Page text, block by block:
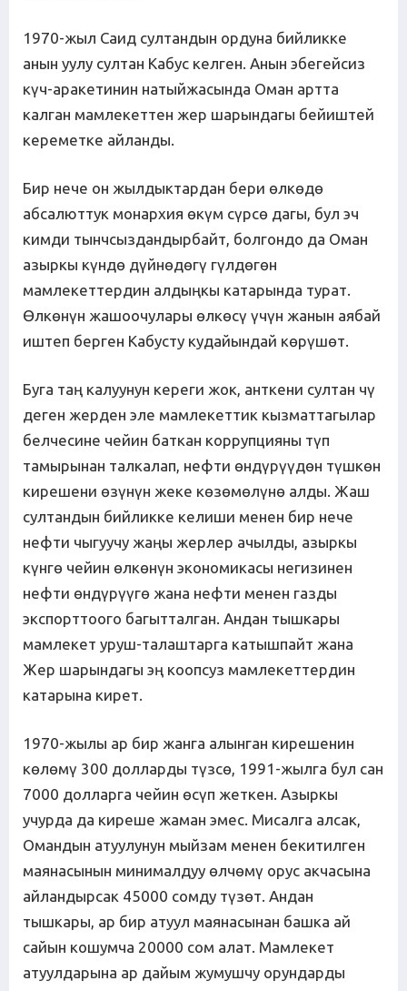
1970-жыл Саид султандын ордуна бийликке
анын уулу султан Кабус келген. Анын эбегейсиз
күч-аракетинин натыйжасында Оман артта
калган мамлекеттен жер шарындагы бейиштей
кереметке айланды.
Бир нече он жылдыктардан бери өлкөдө
абсалюттук монархия өкүм сүрсө дагы, бул эч
кимди тынчсыздандырбайт, болгондо да Оман
азыркы күндө дүйнөдөгү гүлдөгөн
мамлекеттердин алдыңкы катарында турат.
Өлкөнүн жашоочулары өлкөсү үчүн жанын аябай
иштеп берген Кабусту кудайындай көрүшөт.
Буга таң калуунун кереги жок, анткени султан чү
деген жерден эле мамлекеттик кызматтагылар
белчесине чейин баткан коррупцияны түп
тамырынан талкалап, нефти өндүрүүдөн түшкөн
кирешени өзүнүн жеке көзөмөлүнө алды. Жаш
султандын бийликке келиши менен бир нече
нефти чыгуучу жаңы жерлер ачылды, азыркы
күнгө чейин өлкөнүн экономикасы негизинен
нефти өндүрүүгө жана нефти менен газды
экспорттоого багытталган. Андан тышкары
мамлекет уруш-талаштарга катышпайт жана
Жер шарындагы эң коопсуз мамлекеттердин
катарына кирет.
1970-жылы ар бир жанга алынган кирешенин
көлөмү 300 долларды түзсө, 1991-жылга бул сан
7000 долларга чейин өсүп жеткен. Азыркы
учурда да киреше жаман эмес. Мисалга алсак,
Омандын атуулунун мыйзам менен бекитилген
маянасынын минималдуу өлчөмү орус акчасына
айландырсак 45000 сомду түзөт. Андан
тышкары, ар бир атуул маянасынан башка ай
сайын кошумча 20000 сом алат. Мамлекет
атуулдарына ар дайым жумушчу орундарды